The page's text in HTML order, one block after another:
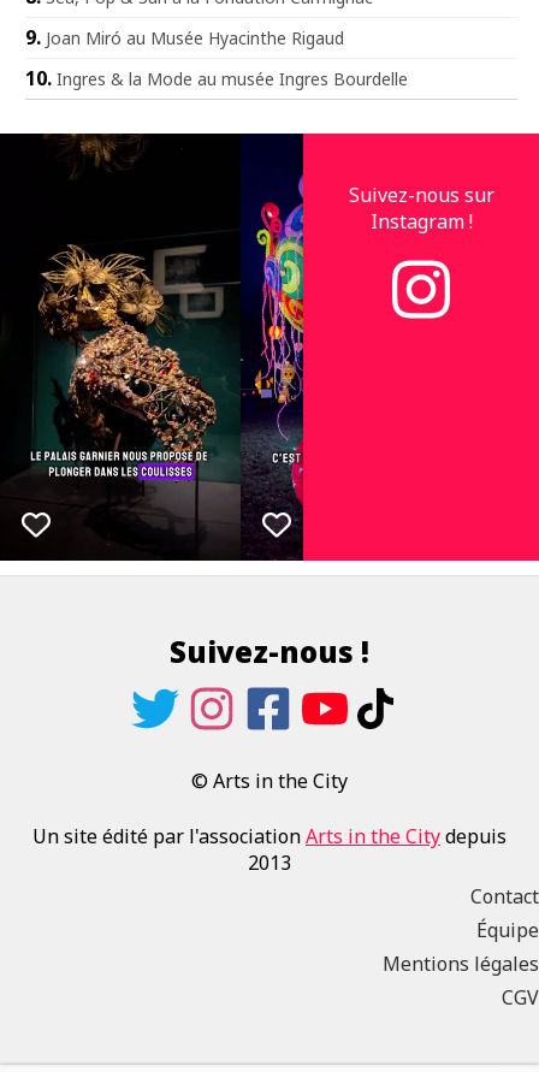
Joan Miró au Musée Hyacinthe Rigaud
Ingres & la Mode au musée Ingres Bourdelle
Suivez-nous sur
Instagram !
Suivez-nous !
© Arts in the City
Un site édité par l'associationArts in the Citydepuis
2013
Contact
Équipe
Mentions légales
CGV